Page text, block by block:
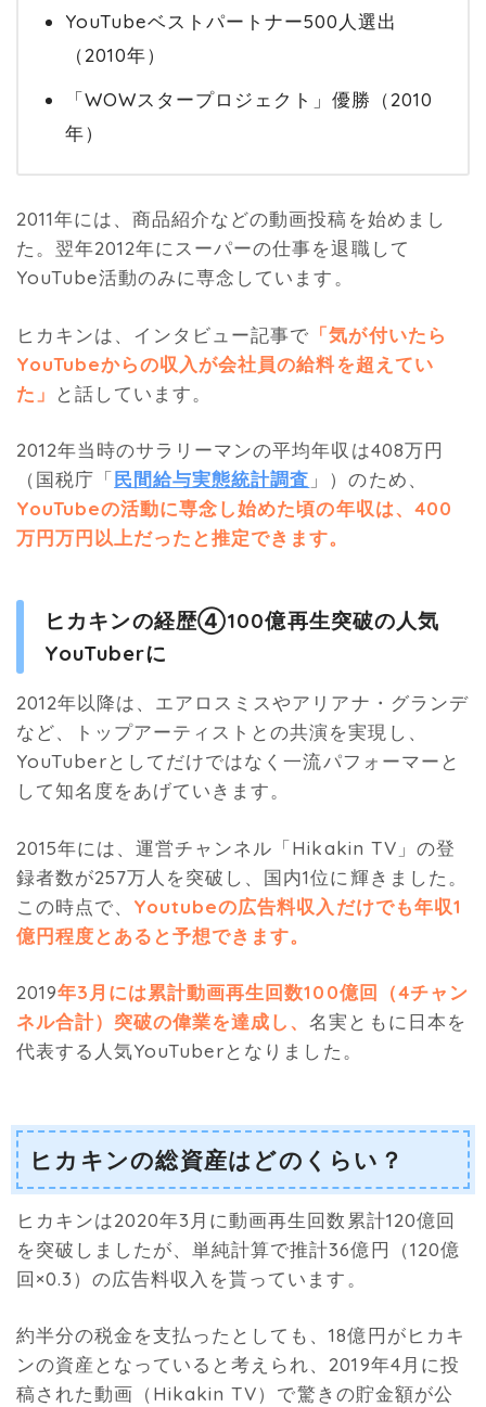
YouTubeベストパートナー500人選出
（2010年）
「WOWスタープロジェクト」優勝（2010
年）
2011年には、商品紹介などの動画投稿を始めまし
た。翌年2012年にスーパーの仕事を退職して
YouTube活動のみに専念しています。
ヒカキンは、インタビュー記事で 「気が付いたら
YouTubeからの収入が会社員の給料を超えてい
た」
と話しています。
2012年当時のサラリーマンの平均年収は408万円
（国税庁「民間給与実態統計調査 」）のため、
YouTubeの活動に専念し始めた頃の年収は、400
万円万円以上だったと推定できます。
ヒカキンの経歴④100億再生突破の人気
YouTuberに
2012年以降は、エアロスミスやアリアナ・グランデ
など、トップアーティストとの共演を実現し、
YouTuberとしてだけではなく一流パフォーマーと
して知名度をあげていきます。
2015年には、運営チャンネル「Hikakin TV」の登
録者数が257万人を突破し、国内1位に輝きました。
この時点で、 Youtubeの広告料収入だけでも年収1
億円程度とあると予想できます。
2019年3月には累計動画再生回数100億回（4チャン
ネル合計）突破の偉業を達成し、名実ともに日本を
代表する人気YouTuberとなりました。
ヒカキンの総資産はどのくらい？
ヒカキンは2020年3月に動画再生回数累計120億回
を突破しましたが、単純計算で推計36億円（120億
回×0.3）の広告料収入を貰っています。
約半分の税金を支払ったとしても、18億円がヒカキ
ンの資産となっていると考えられ、2019年4月に投
稿された動画（Hikakin TV）で驚きの貯金額が公